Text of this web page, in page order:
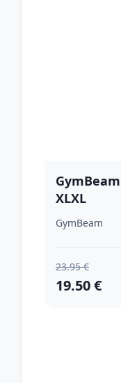
XLXL
GymBeam
23.95 €
19.50 €